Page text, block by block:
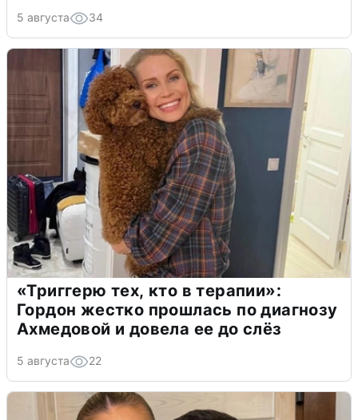
5 августа 34
«Триггерю тех, кто в терапии»:
Гордон жестко прошлась по диагнозу
Ахмедовой и довела ее до слёз
5 августа 22